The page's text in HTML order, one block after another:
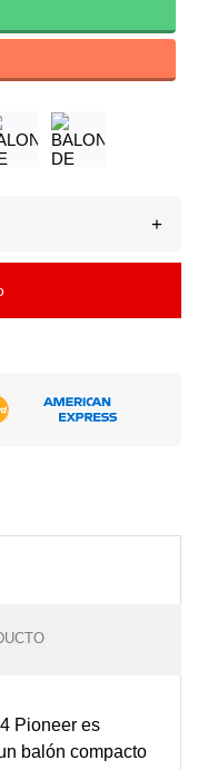
+
Pioneer es
balón compacto